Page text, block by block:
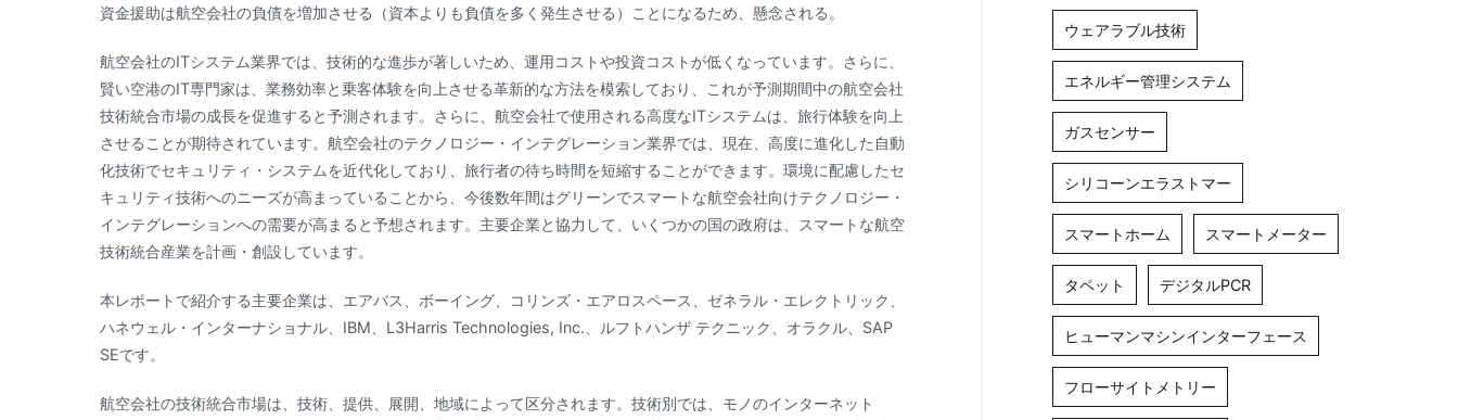
資金援助は航空会社の負債を増加させる（資本よりも負債を多く発生させる）ことになるため、懸念される。
航空会社のITシステム業界では、技術的な進歩が著しいため、運用コストや投資コストが低くなっています。さらに、
賢い空港のIT専門家は、業務効率と乗客体験を向上させる革新的な方法を模索しており、これが予測期間中の航空会社
技術統合市場の成長を促進すると予測されます。さらに、航空会社で使用される高度なITシステムは、旅行体験を向上
させることが期待されています。航空会社のテクノロジー・インテグレーション業界では、現在、高度に進化した自動
化技術でセキュリティ・システムを近代化しており、旅行者の待ち時間を短縮することができます。環境に配慮したセ
キュリティ技術へのニーズが高まっていることから、今後数年間はグリーンでスマートな航空会社向けテクノロジー・
インテグレーションへの需要が高まると予想されます。主要企業と協力して、いくつかの国の政府は、スマートな航空
技術統合産業を計画・創設しています。
本レポートで紹介する主要企業は、エアバス、ボーイング、コリンズ・エアロスペース、ゼネラル・エレクトリック、
ハネウェル・インターナショナル、IBM、L3Harris Technologies, Inc.、ルフトハンザ テクニック、オラクル、SAP
SEです。
航空会社の技術統合市場は、技術、提供、展開、地域によって区分されます。技術別では、モノのインターネット
ウェアラブル技術
エネルギー管理システム
ガスセンサー
シリコーンエラストマー
スマートホーム スマートメーター
タペット デジタルPCR
ヒューマンマシンインターフェース
フローサイトメトリー